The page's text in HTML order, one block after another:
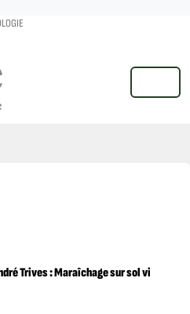
MENU
Trives : Maraîchage sur sol vivant :